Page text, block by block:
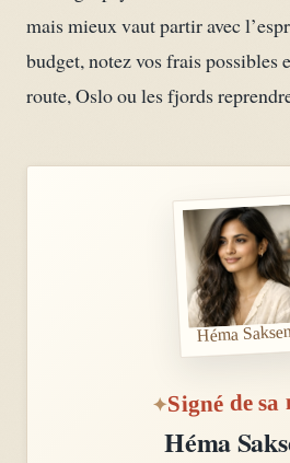
mais mieux vaut partir avec
budget, notez vos frais possibles
route, Oslo ou les fjords
Héma
Signé de
Héma